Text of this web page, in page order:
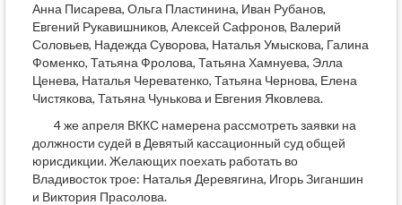
Анна Писарева, Ольга Пластинина, Иван Рубанов,
Евгений Рукавишников, Алексей Сафронов, Валерий
Соловьев, Надежда Суворова, Наталья Умыскова, Галина
Фоменко, Татьяна Фролова, Татьяна Хамнуева, Элла
Ценева, Наталья Череватенко, Татьяна Чернова, Елена
Чистякова, Татьяна Чунькова и Евгения Яковлева.
4 же апреля ВККС намерена рассмотреть заявки на
должности судей в Девятый кассационный суд общей
юрисдикции. Желающих поехать работать во
Владивосток трое: Наталья Деревягина, Игорь Зиганшин
и Виктория Прасолова.